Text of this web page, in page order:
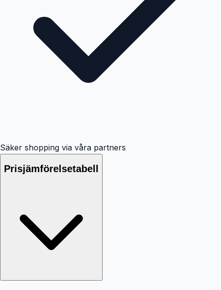
Säker shopping via våra partners
Prisjämförelsetabell